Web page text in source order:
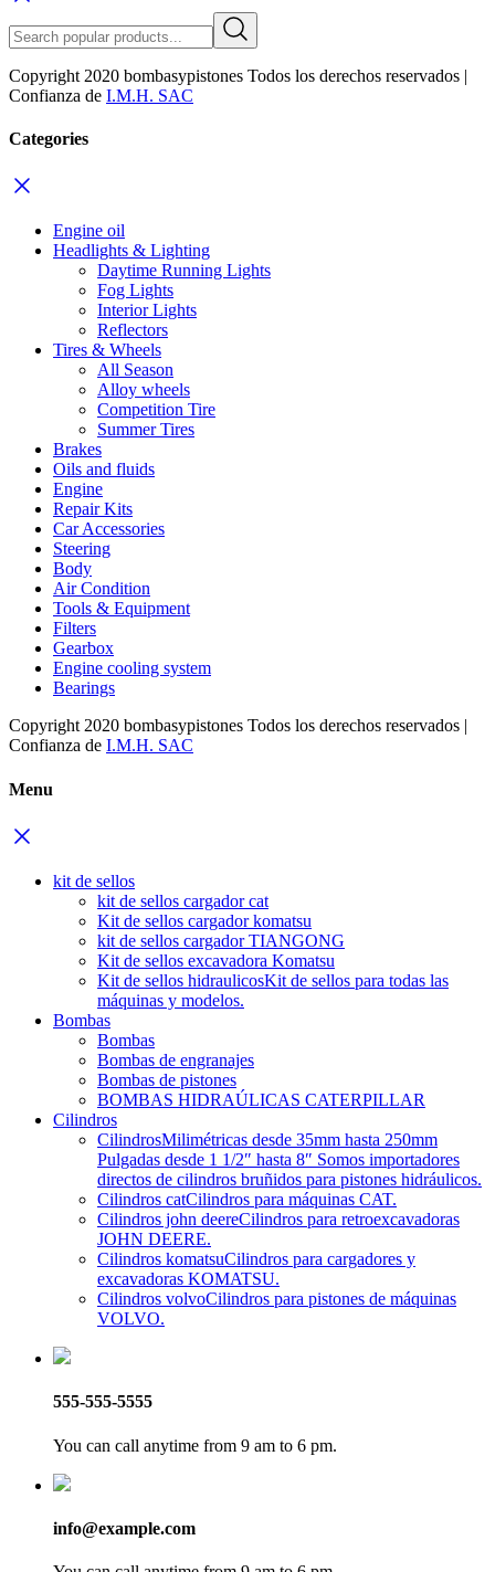
Copyright 2020 bombasypistones Todos los derechos reservados |
Confianza de I.M.H. SAC
Categories
Engine oil
Headlights & Lighting
Daytime Running Lights
Fog Lights
Interior Lights
Reflectors
Tires & Wheels
All Season
Alloy wheels
Competition Tire
Summer Tires
Brakes
Oils and fluids
Engine
Repair Kits
Car Accessories
Steering
Body
Air Condition
Tools & Equipment
Filters
Gearbox
Engine cooling system
Bearings
Copyright 2020 bombasypistones Todos los derechos reservados |
Confianza de I.M.H. SAC
Menu
kit de sellos
kit de sellos cargador cat
Kit de sellos cargador komatsu
kit de sellos cargador TIANGONG
Kit de sellos excavadora Komatsu
Kit de sellos hidraulicosKit de sellos para todas las
máquinas y modelos.
Bombas
Bombas
Bombas de engranajes
Bombas de pistones
BOMBAS HIDRAÚLICAS CATERPILLAR
Cilindros
CilindrosMilimétricas desde 35mm hasta 250mm
Pulgadas desde 1 1/2″ hasta 8″ Somos importadores
directos de cilindros bruñidos para pistones hidráulicos.
Cilindros catCilindros para máquinas CAT.
Cilindros john deereCilindros para retroexcavadoras
JOHN DEERE.
Cilindros komatsuCilindros para cargadores y
excavadoras KOMATSU.
Cilindros volvoCilindros para pistones de máquinas
VOLVO.
555-555-5555
You can call anytime from 9 am to 6 pm.
info@example.com